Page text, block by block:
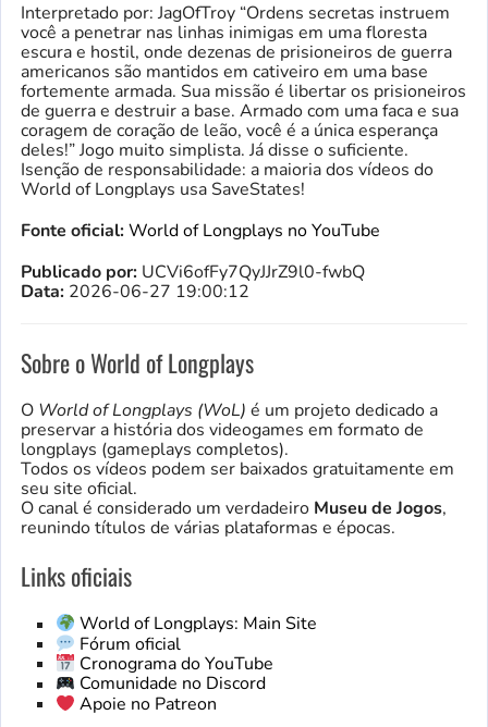
Interpretado por: JagOfTroy “Ordens secretas instruem
você a penetrar nas linhas inimigas em uma floresta
escura e hostil, onde dezenas de prisioneiros de guerra
americanos são mantidos em cativeiro em uma base
fortemente armada. Sua missão é libertar os prisioneiros
de guerra e destruir a base. Armado com uma faca e sua
coragem de coração de leão, você é a única esperança
deles!” Jogo muito simplista. Já disse o suficiente.
Isenção de responsabilidade: a maioria dos vídeos do
World of Longplays usa SaveStates!
Fonte oficial:World of Longplays no YouTube
Publicado por: UCVi6ofFy7QyJJrZ9l0-fwbQ
Data: 2026-06-27 19:00:12
Sobre o World of Longplays
O World of Longplays (WoL) é um projeto dedicado a
preservar a história dos videogames em formato de
longplays (gameplays completos).
Todos os vídeos podem ser baixados gratuitamente em
seu site oficial.
O canal é considerado um verdadeiro Museu de Jogos,
reunindo títulos de várias plataformas e épocas.
Links oficiais
World of Longplays: Main Site
Fórum oficial
Cronograma do YouTube
Comunidade no Discord
Apoie no Patreon